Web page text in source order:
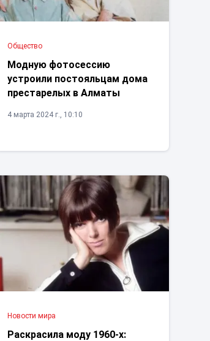
Общество
Модную фотосессию
устроили постояльцам дома
престарелых в Алматы
4 марта 2024 г., 10:10
Новости мира
Раскрасила моду 1960-х: